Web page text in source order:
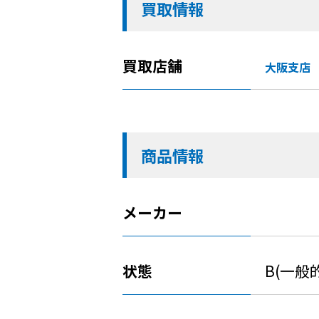
買取情報
買取店舗 大阪支店
商品情報
メーカー
状態 B(一般